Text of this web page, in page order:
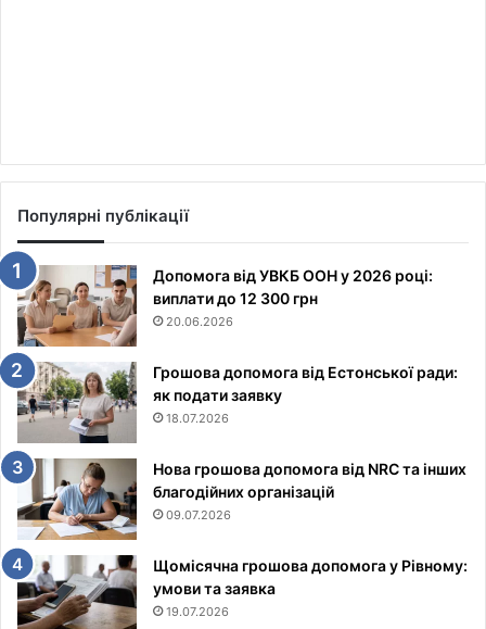
Популярні публікації
Допомога від УВКБ ООН у 2026 році:
виплати до 12 300 грн
20.06.2026
Грошова допомога від Естонської ради:
як подати заявку
18.07.2026
Нова грошова допомога від NRC та інших
благодійних організацій
09.07.2026
Щомісячна грошова допомога у Рівному:
умови та заявка
19.07.2026